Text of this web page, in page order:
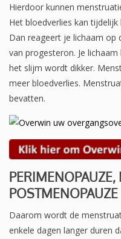
Hierdoor kunnen
Het bloedverlies kan
Dan reageert je lichaam op
van progesteron. Je
het slijm wordt dikker.
meer bloedverlies.
bevatten.
PERIMENOPAUZE,
POSTMENOPAUZE
Daarom wordt de
enkele dagen langer duren